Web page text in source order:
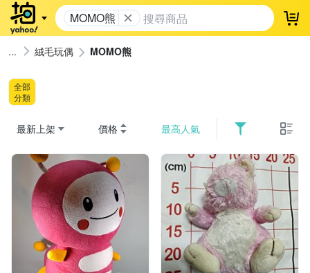
MOMO熊 登
絨毛玩偶 MOMO熊
全部
分類
最新上架 價格 最高人氣